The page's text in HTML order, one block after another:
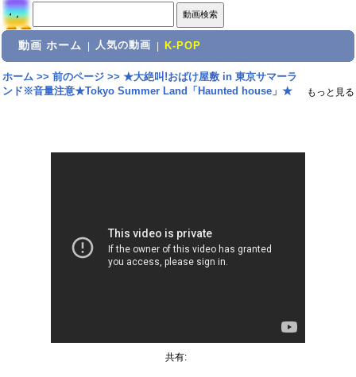
動画 ホーム 人気の動画 K-POP
ホーム>> 前のページ>> ★大絶叫!おばけ屋敷 in 東京サマーラ
ンド※音量注意★Tokyo Summer Land「Haunted house」★
もっと見る
共有: